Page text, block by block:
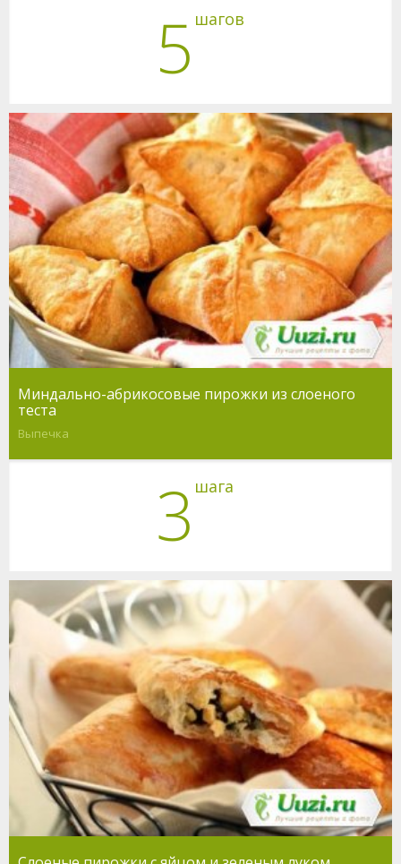
5 шагов
Миндально-абрикосовые пирожки из слоеного
теста
Выпечка
3 шага